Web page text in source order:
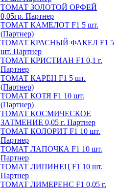
ТОМАТ ЗОЛОТОЙ ОРФЕЙ
0,05гр. Партнер
ТОМАТ КАМЕЛОТ F1 5 шт.
(Партнер)
ТОМАТ КРАСНЫЙ ФАКЕЛ F1 5
шт. Партнер
ТОМАТ КРИСТИАН F1 0,1 г.
Партнер
ТОМАТ КАРЕН F1 5 шт.
(Партнер)
ТОМАТ КОТЯ F1 10 шт.
(Партнер)
ТОМАТ КОСМИЧЕСКОЕ
ЗАТМЕНИЕ 0,05 г. Партнер
ТОМАТ КОЛОРИТ F1 10 шт.
Партнер
ТОМАТ ЛАПОЧКА F1 10 шт.
Партнер
ТОМАТ ЛИПИНЕЦ F1 10 шт.
Партнер
ТОМАТ ЛИМЕРЕНС F1 0,05 г.